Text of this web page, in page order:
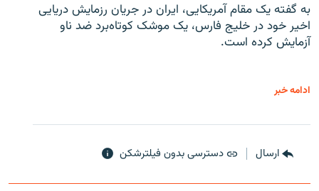
به گفته یک مقام آمریکایی، ایران در جریان رزمایش دریایی
اخیر خود در خلیج فارس، یک موشک کوتاه‌برد ضد ناو
آزمایش کرده است.
ادامه خبر
ارسال دسترسی بدون فیلترشکن